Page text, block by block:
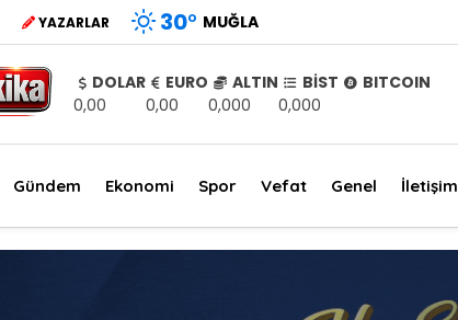
YAZARLAR 30° MUĞLA
DOLAR
0,00
EURO
0,00
ALTIN
0,000
BİST
0,000
BITCOIN
Gündem Ekonomi Spor Vefat Genel İletişim